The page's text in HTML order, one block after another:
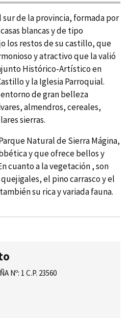
de la provincia, formada por
blancas y de tipo
los restos de su castillo, que
y atractivo que la valió
Histórico-Artí­stico en
y la Iglesia Parroquial.
de gran belleza
almendros, cereales,
sierras.
Natural de Sierra Mágina,
y que ofrece bellos y
cuanto a la vegetación , son
el pino carrasco y el
su rica y variada fauna.
Nº: 1 C.P. 23560